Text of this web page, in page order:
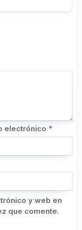
electrónico *
y web en
que comente.